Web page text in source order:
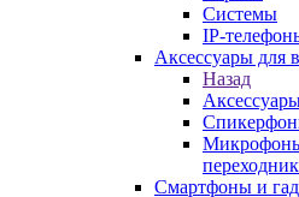
Системы
IP-
Аксессуары для
Назад
Смартфоны и